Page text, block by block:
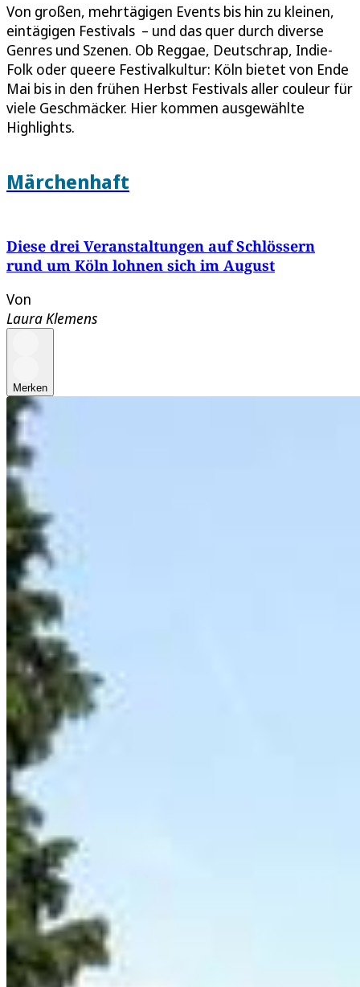
Von großen, mehrtägigen Events bis hin zu kleinen,
eintägigen Festivals – und das quer durch diverse
Genres und Szenen. Ob Reggae, Deutschrap, Indie-
Folk oder queere Festivalkultur: Köln bietet von Ende
Mai bis in den frühen Herbst Festivals aller couleur für
viele Geschmäcker. Hier kommen ausgewählte
Highlights.
Märchenhaft
Diese drei Veranstaltungen auf Schlössern
rund um Köln lohnen sich im August
Von
Laura Klemens
Merken